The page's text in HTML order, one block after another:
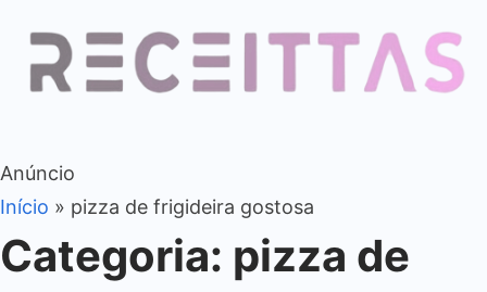
Anúncio
Início » pizza de frigideira gostosa
Categoria: pizza de